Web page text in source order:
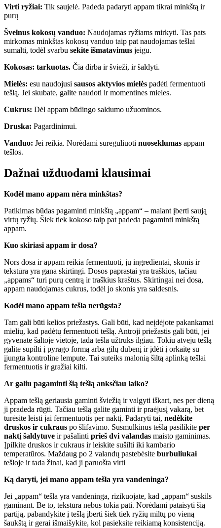
Virti ryžiai: Tik saujelė. Padeda padaryti appam tikrai minkštą ir
purų
Švelnus kokosų vanduo: Naudojamas ryžiams mirkyti. Tas pats
mirkomas minkštas kokosų vanduo taip pat naudojamas tešlai
sumalti, todėl svarbu sekite išmatavimus jeigu.
Kokosas: tarkuotas. Čia dirba ir švieži, ir šaldyti.
Mielės: esu naudojusi sausos aktyvios mielės padėti fermentuoti
tešlą. Jei skubate, galite naudoti ir momentines mieles.
Cukrus: Dėl appam būdingo saldumo užuominos.
Druska: Pagardinimui.
Vanduo: Jei reikia. Norėdami sureguliuoti nuoseklumas appam
tešlos.
Dažnai užduodami klausimai
Kodėl mano appam nėra minkštas?
Patikimas būdas pagaminti minkštą „appam“ – malant įberti saują
virtų ryžių. Šiek tiek kokoso taip pat padeda pagaminti minkštą
appam.
Kuo skiriasi appam ir dosa?
Nors dosa ir appam reikia fermentuoti, jų ingredientai, skonis ir
tekstūra yra gana skirtingi. Dosos paprastai yra traškios, tačiau
„appams“ turi purų centrą ir traškius kraštus. Skirtingai nei dosa,
appam naudojamas cukrus, todėl jo skonis yra saldesnis.
Kodėl mano appam tešla nerūgsta?
Tam gali būti kelios priežastys. Gali būti, kad neįdėjote pakankamai
mielių, kad padėtų fermentuoti tešlą. Antroji priežastis gali būti, jei
gyvenate šaltoje vietoje, tada tešla užtruks ilgiau. Tokiu atveju tešlą
galite supilti į pyrago formą arba gilų dubenį ir įdėti į orkaitę su
įjungta kontroline lempute. Tai suteiks malonią šiltą aplinką tešlai
fermentuotis ir gražiai kilti.
Ar galiu pagaminti šią tešlą anksčiau laiko?
Appam tešlą geriausia gaminti šviežią ir valgyti iškart, nes per dieną
ji pradeda rūgti. Tačiau tešlą galite gaminti ir praėjusį vakarą, bet
turėsite leisti jai fermentuotis per naktį. Padaryti tai, nedėkite
druskos ir cukraus po šlifavimo. Susmulkinus tešlą pasilikite per
naktį šaldytuve ir pašalinti prieš dvi valandas maisto gaminimas.
Įpilkite druskos ir cukraus ir leiskite sušilti iki kambario
temperatūros. Maždaug po 2 valandų pastebėsite burbuliukai
tešloje ir tada žinai, kad ji paruošta virti
Ką daryti, jei mano appam tešla yra vandeninga?
Jei „appam“ tešla yra vandeninga, rizikuojate, kad „appam“ suskils
gaminant. Be to, tekstūra nebus tokia pati. Norėdami pataisyti šią
partiją, pabandykite į tešlą įberti šiek tiek ryžių miltų po vieną
šaukštą ir gerai išmaišykite, kol pasieksite reikiamą konsistenciją.